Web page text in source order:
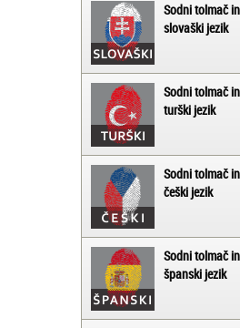
Sodni tolmač
slovaški jezik
Sodni tolmač
turški jezik
Sodni tolmač
češki jezik
Sodni tolmač
španski jezik